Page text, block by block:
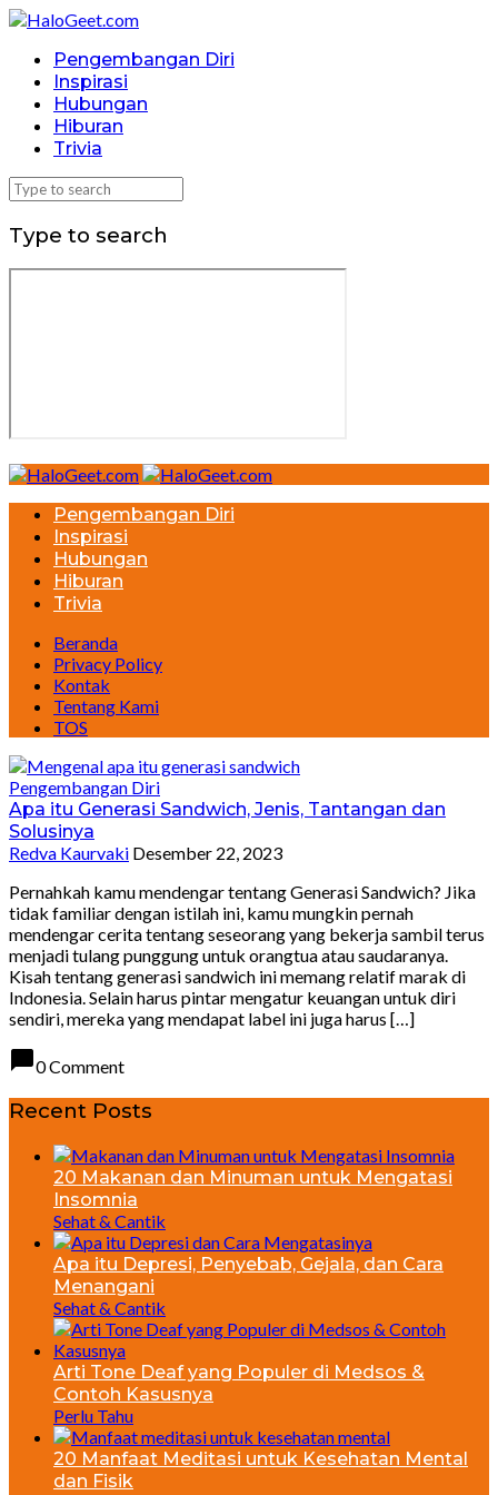
Pengembangan Diri
Inspirasi
Hubungan
Hiburan
Trivia
Type to search
Pengembangan Diri
Inspirasi
Hubungan
Hiburan
Trivia
Beranda
Privacy Policy
Kontak
Tentang Kami
TOS
Pengembangan Diri
Apa itu Generasi Sandwich, Jenis, Tantangan dan
Solusinya
Redva Kaurvaki Desember 22, 2023
Pernahkah kamu mendengar tentang Generasi Sandwich? Jika
tidak familiar dengan istilah ini, kamu mungkin pernah
mendengar cerita tentang seseorang yang bekerja sambil terus
menjadi tulang punggung untuk orangtua atau saudaranya.
Kisah tentang generasi sandwich ini memang relatif marak di
Indonesia. Selain harus pintar mengatur keuangan untuk diri
sendiri, mereka yang mendapat label ini juga harus […]
chat_bubble0 Comment
Recent Posts
20 Makanan dan Minuman untuk Mengatasi
Insomnia
Sehat & Cantik
Apa itu Depresi, Penyebab, Gejala, dan Cara
Menangani
Sehat & Cantik
Arti Tone Deaf yang Populer di Medsos &
Contoh Kasusnya
Perlu Tahu
20 Manfaat Meditasi untuk Kesehatan Mental
dan Fisik